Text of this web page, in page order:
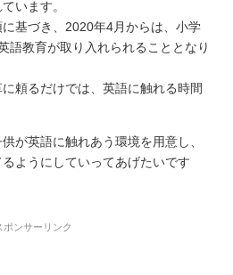
います。
基づき、2020年4月からは、小学
語教育が取り入れられることとなり
頼るだけでは、英語に触れる時間
が英語に触れあう環境を用意し、
ようにしていってあげたいです
ポンサーリンク